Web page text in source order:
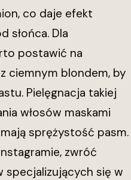
co daje efekt
słońca. Dla
postawić na
ciemnym blondem, by
Pielęgnacja takiej
włosów maskami
sprężystość pasm.
zwróć
specjalizujących się w